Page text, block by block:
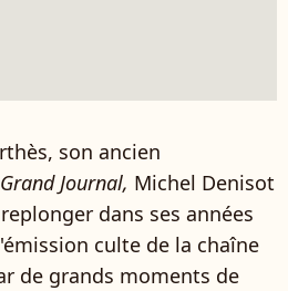
son ancien
Journal, Michel Denisot
dans ses années
culte de la chaîne
de grands moments de